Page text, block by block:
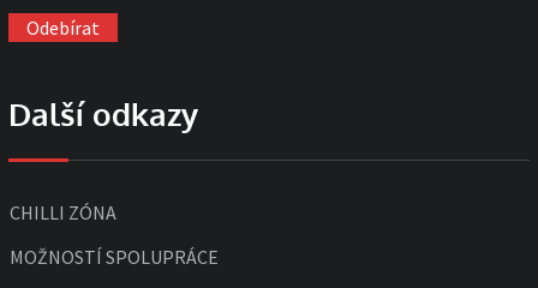
Další odkazy
CHILLI ZÓNA
MOŽNOSTÍ SPOLUPRÁCE